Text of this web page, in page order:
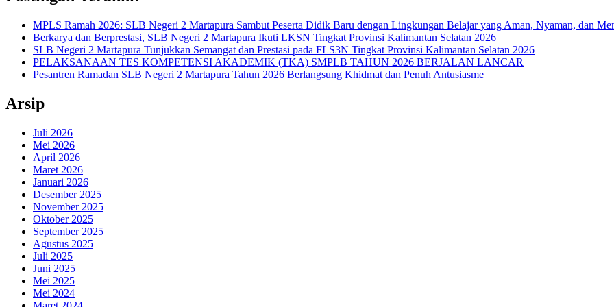
MPLS Ramah 2026: SLB Negeri 2 Martapura Sambut Peserta Didik Baru dengan Lingkungan Belajar yang Aman, Nyaman, dan
Berkarya dan Berprestasi, SLB Negeri 2 Martapura Ikuti LKSN Tingkat Provinsi Kalimantan Selatan 2026
SLB Negeri 2 Martapura Tunjukkan Semangat dan Prestasi pada FLS3N Tingkat Provinsi Kalimantan Selatan 2026
PELAKSANAAN TES KOMPETENSI AKADEMIK (TKA) SMPLB TAHUN 2026 BERJALAN LANCAR
Pesantren Ramadan SLB Negeri 2 Martapura Tahun 2026 Berlangsung Khidmat dan Penuh Antusiasme
Arsip
Juli 2026
Mei 2026
April 2026
Maret 2026
Januari 2026
Desember 2025
November 2025
Oktober 2025
September 2025
Agustus 2025
Juli 2025
Juni 2025
Mei 2025
Mei 2024